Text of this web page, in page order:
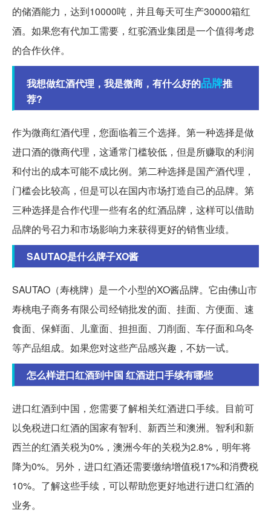
的储酒能力，达到10000吨，并且每天可生产30000箱红
酒。如果您有代加工需要，红驼酒业集团是一个值得考虑
的合作伙伴。
我想做红酒代理，我是微商，有什么好的品牌推
荐?
作为微商红酒代理，您面临着三个选择。第一种选择是做
进口酒的微商代理，这通常门槛较低，但是所赚取的利润
和付出的成本可能不成比例。第二种选择是国产酒代理，
门槛会比较高，但是可以在国内市场打造自己的品牌。第
三种选择是合作代理一些有名的红酒品牌，这样可以借助
品牌的号召力和市场影响力来获得更好的销售业绩。
SAUTAO是什么牌子XO酱
SAUTAO（寿桃牌）是一个小型的XO酱品牌。它由佛山市
寿桃电子商务有限公司经销批发的面、挂面、方便面、速
食面、保鲜面、儿童面、担担面、刀削面、车仔面和乌冬
等产品组成。如果您对这些产品感兴趣，不妨一试。
怎么样进口红酒到中国 红酒进口手续有哪些
进口红酒到中国，您需要了解相关红酒进口手续。目前可
以免税进口红酒的国家有智利、新西兰和澳洲。智利和新
西兰的红酒关税为0%，澳洲今年的关税为2.8%，明年将
降为0%。另外，进口红酒还需要缴纳增值税17%和消费税
10%。了解这些手续，可以帮助您更好地进行进口红酒的
业务。